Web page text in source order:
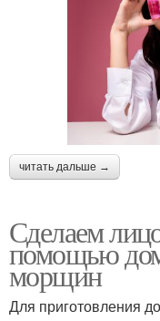
читать дальше →
Сделаем
помощью
морщин
Для приготовления